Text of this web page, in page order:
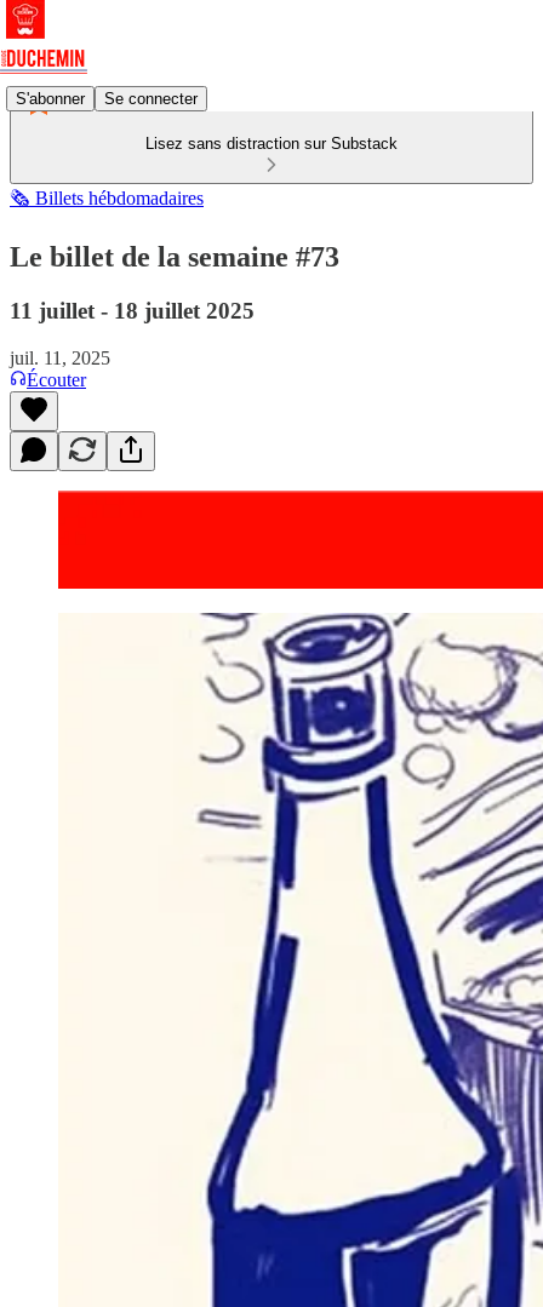
S'abonner Se connecter
Lisez sans distraction sur Substack
🗞️ Billets hébdomadaires
Le billet de la semaine #73
11 juillet - 18 juillet 2025
juil. 11, 2025
Écouter